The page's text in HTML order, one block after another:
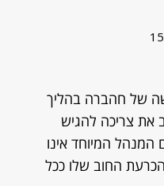
של חהברה בהליך
את צריכה להגיש
המנהל המיוחד אינו
החוב שלו ככל